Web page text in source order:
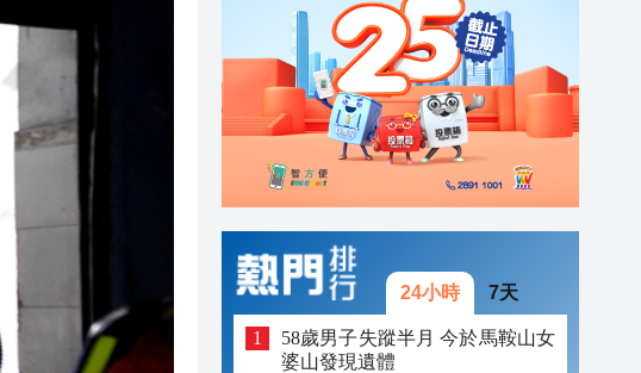
24小時 7天
58歲男子失蹤半月 今於馬鞍山女
婆山發現遺體